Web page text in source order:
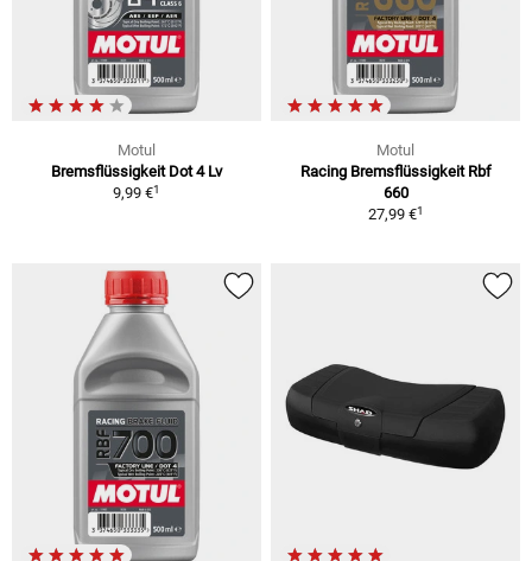
Motul
Bremsflüssigkeit Dot 4 Lv
9,99 €1
Motul
Racing Bremsflüssigkeit Rbf
660
27,99 €1